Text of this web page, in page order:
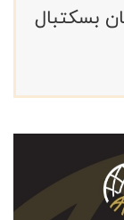
بسکتبال